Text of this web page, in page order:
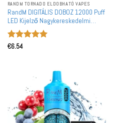
RANDM TORNADO ELDOBHATÓ VAPES
RandM DIGITÁLIS DOBOZ 12000 Puff
LED Kijelző Nagykereskedelmi
Újratölthető Eldobható Vape Nagy
Tételben
Értékelés:
€6.54